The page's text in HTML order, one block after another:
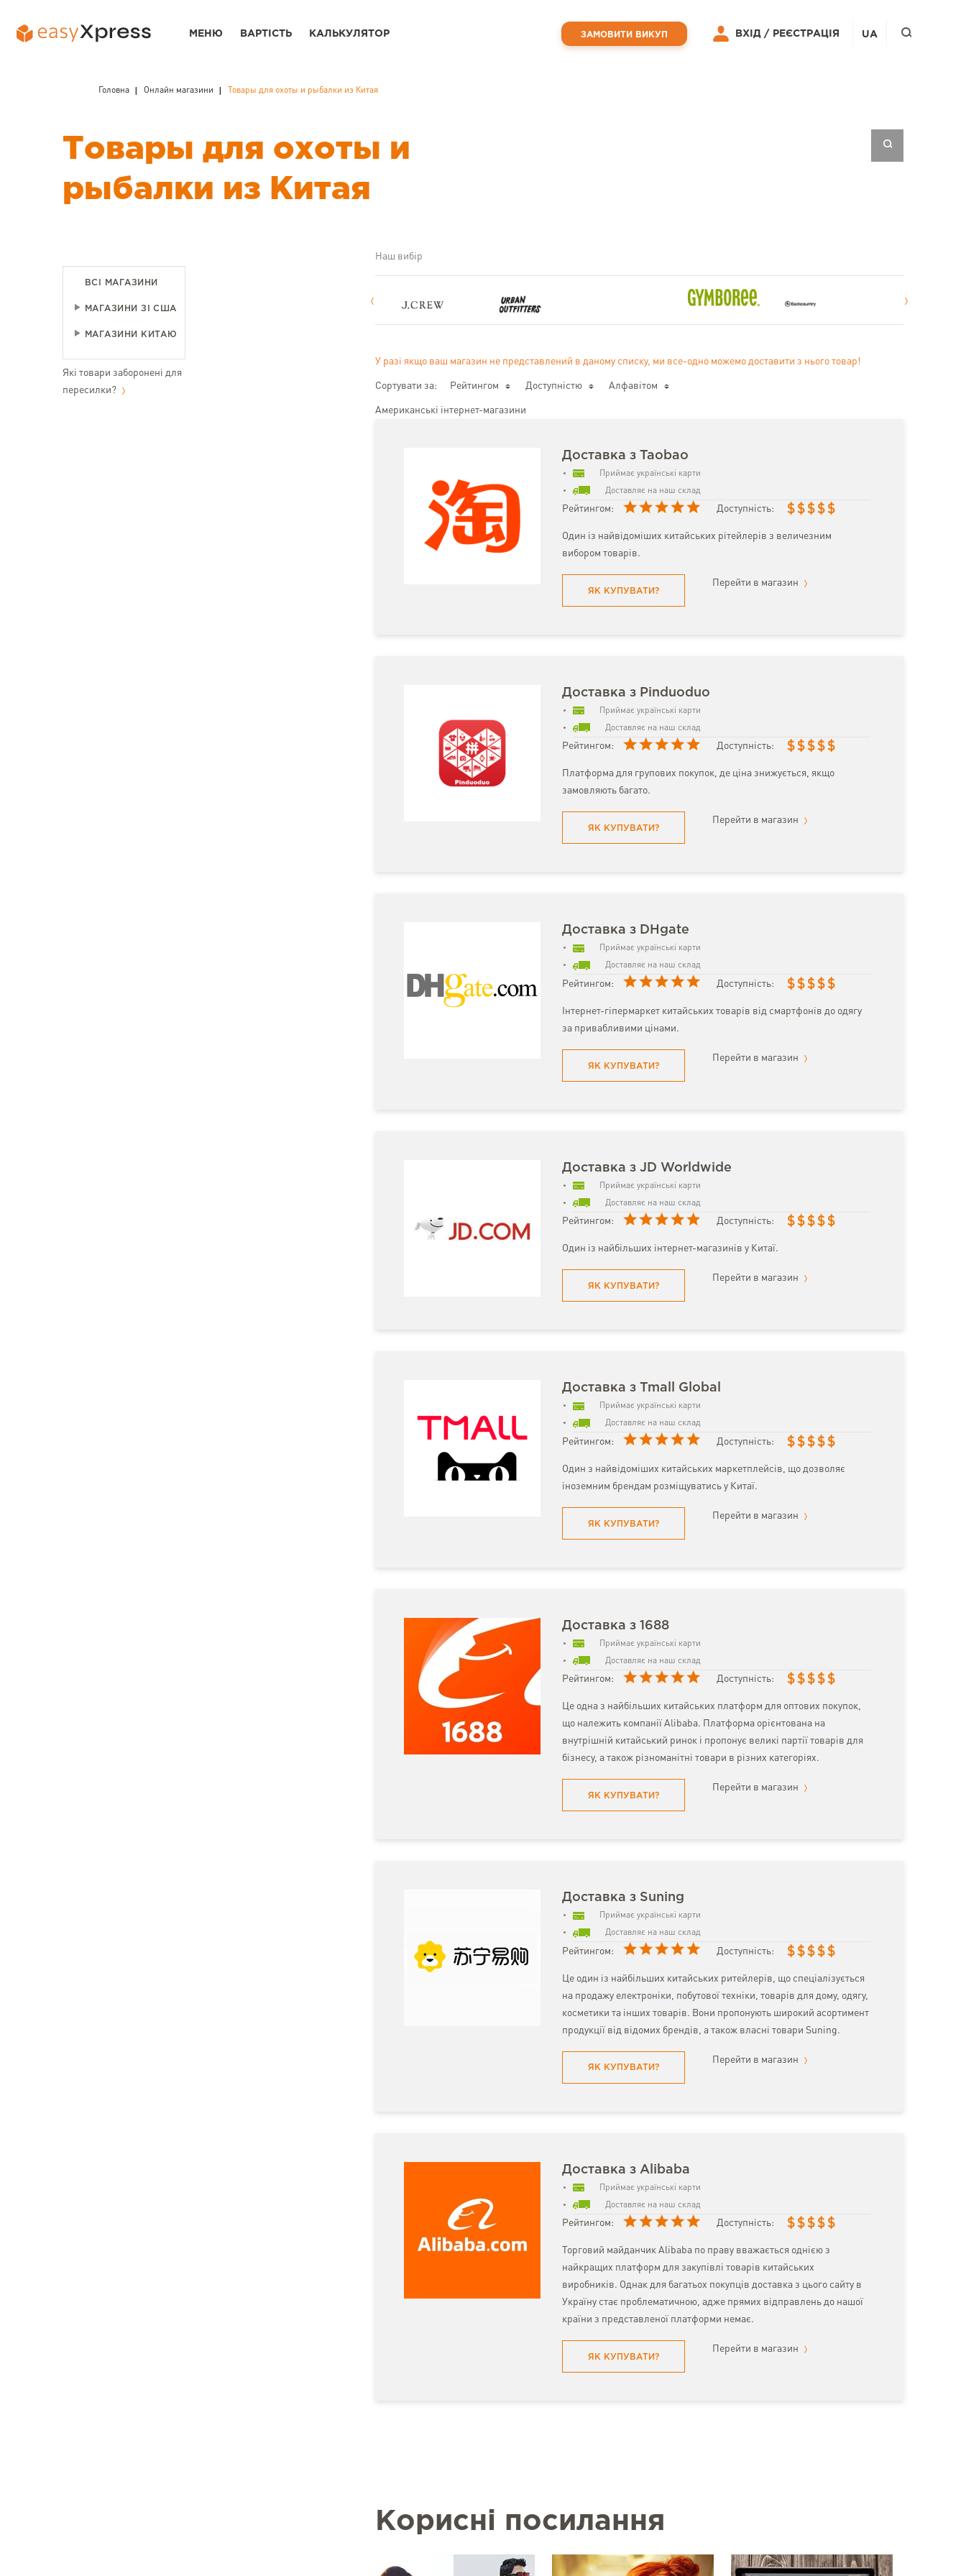
Товары для охоты и
рыбалки из Китая
Головна Онлайн магазини Товары для охоты и рыбалки из Китая
ВСІ МАГАЗИНИ
МАГАЗИНИ ЗІ США
МАГАЗИНИ КИТАЮ
Які товари заборонені для
пересилки?
Наш вибір
У разі якщо ваш магазин не представлений в даному списку, ми все-одно можемо доставити з нього товар!
Сортувати за: Рейтингом Доступністю Алфавітом
Американські інтернет-магазини
Доставка з Taobao
Приймає українські карти
Доставляє на наш склад
Рейтингом: Доступність: $ $ $ $ $
Один із найвідоміших китайських рітейлерів з величезним
вибором товарів.
ЯК КУПУВАТИ?
Перейти в магазин
Доставка з Pinduoduo
Приймає українські карти
Доставляє на наш склад
Рейтингом: Доступність: $ $ $ $ $
Платформа для групових покупок, де ціна знижується, якщо
замовляють багато.
ЯК КУПУВАТИ?
Перейти в магазин
Доставка з DHgate
Приймає українські карти
Доставляє на наш склад
Рейтингом: Доступність: $ $ $ $ $
Інтернет-гіпермаркет китайських товарів від смартфонів до одягу
за привабливими цінами.
ЯК КУПУВАТИ?
Перейти в магазин
Доставка з JD Worldwide
Приймає українські карти
Доставляє на наш склад
Рейтингом: Доступність: $ $ $ $ $
Один із найбільших інтернет-магазинів у Китаї.
ЯК КУПУВАТИ?
Перейти в магазин
Доставка з Tmall Global
Приймає українські карти
Доставляє на наш склад
Рейтингом: Доступність: $ $ $ $ $
Один з найвідоміших китайських маркетплейсів, що дозволяє
іноземним брендам розміщуватись у Китаї.
ЯК КУПУВАТИ?
Перейти в магазин
Доставка з 1688
Приймає українські карти
Доставляє на наш склад
Рейтингом: Доступність: $ $ $ $ $
Це одна з найбільших китайських платформ для оптових покупок,
що належить компанії Alibaba. Платформа орієнтована на
внутрішній китайський ринок і пропонує великі партії товарів для
бізнесу, а також різноманітні товари в різних категоріях.
ЯК КУПУВАТИ?
Перейти в магазин
Доставка з Suning
Приймає українські карти
Доставляє на наш склад
Рейтингом: Доступність: $ $ $ $ $
Це один із найбільших китайських ритейлерів, що спеціалізується
на продажу електроніки, побутової техніки, товарів для дому, одягу,
косметики та інших товарів. Вони пропонують широкий асортимент
продукції від відомих брендів, а також власні товари Suning.
ЯК КУПУВАТИ?
Перейти в магазин
Доставка з Alibaba
Приймає українські карти
Доставляє на наш склад
Рейтингом: Доступність: $ $ $ $ $
Торговий майданчик Alibaba по праву вважається однією з
найкращих платформ для закупівлі товарів китайських
виробників. Однак для багатьох покупців доставка з цього сайту в
Україну стає проблематичною, адже прямих відправлень до нашої
країни з представленої платформи немає.
ЯК КУПУВАТИ?
Перейти в магазин
Корисні посилання
МЕНЮ ВАРТІСТЬ КАЛЬКУЛЯТОР ЗАМОВИТИ ВИКУП ВХІД / РЕЄСТРАЦІЯ UA